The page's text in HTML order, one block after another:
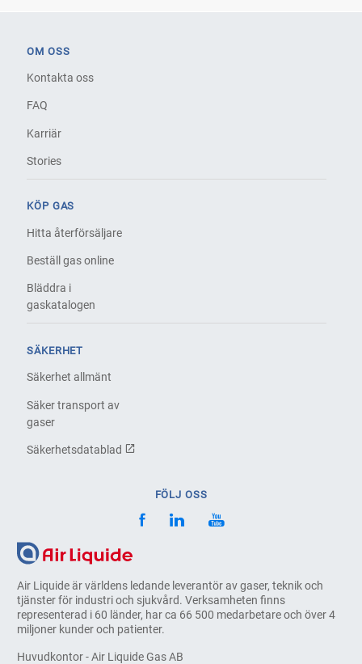
Air Liquide är världens ledande leverantör av gaser, teknik och
tjänster för industri och sjukvård. Verksamheten finns
representerad i 60 länder, har ca 66 500 medarbetare och över 4
miljoner kunder och patienter.
Huvudkontor - Air Liquide Gas AB
OM OSS
Kontakta oss
FAQ
Karriär
Stories
KÖP GAS
Hitta återförsäljare
Beställ gas online
Bläddra i
gaskatalogen
SÄKERHET
Säkerhet allmänt
Säker transport av
gaser
Säkerhetsdatablad
FÖLJ OSS